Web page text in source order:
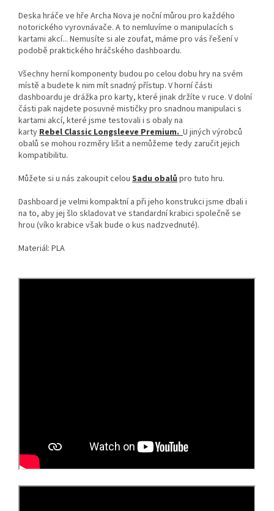
Deska hráče ve hře Archa Nova je noční můrou pro každého
notorického vyrovnávače. A to nemluvíme o manipulacích s
kartami akcí... Nemusíte si ale zoufat, máme pro vás řešení v
podobě praktického hráčského dashboardu.
Všechny herní komponenty budou po celou dobu hry na svém
místě a budete k nim mít snadný přístup. V horní části
dashboardu je drážka pro karty, které jinak držíte v ruce. V dolní
části pak najdete posuvné mističky pro snadnou manipulaci s
kartami akcí, které jsme testovali i s obaly na
karty Rebel Classic Longsleeve Premium. U jiných výrobců
obalů se mohou rozměry lišit a nemůžeme tedy zaručit jejich
kompatibilitu.
Můžete si u nás zakoupit celou Sadu obalů pro tuto hru.
Dashboard je velmi kompaktní a při jeho konstrukci jsme dbali i
na to, aby jej šlo skladovat ve standardní krabici společně se
hrou (víko krabice však bude o kus nadzvednuté).
Materiál: PLA